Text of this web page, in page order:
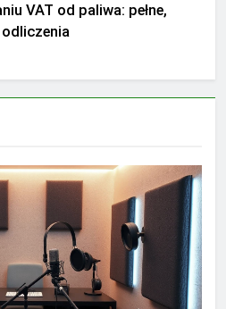
VAT od paliwa: pełne,